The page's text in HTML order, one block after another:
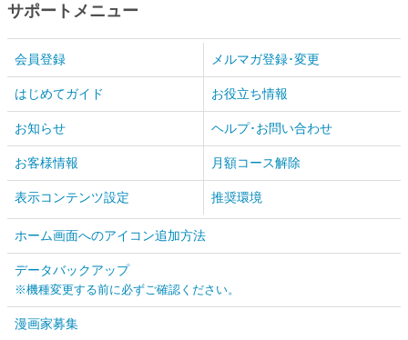
サポートメニュー
会員登録 メルマガ登録･変更
はじめてガイド お役立ち情報
お知らせ ヘルプ･お問い合わせ
お客様情報 月額コース解除
表示コンテンツ設定 推奨環境
ホーム画面へのアイコン追加方法
データバックアップ
※機種変更する前に必ずご確認ください。
漫画家募集